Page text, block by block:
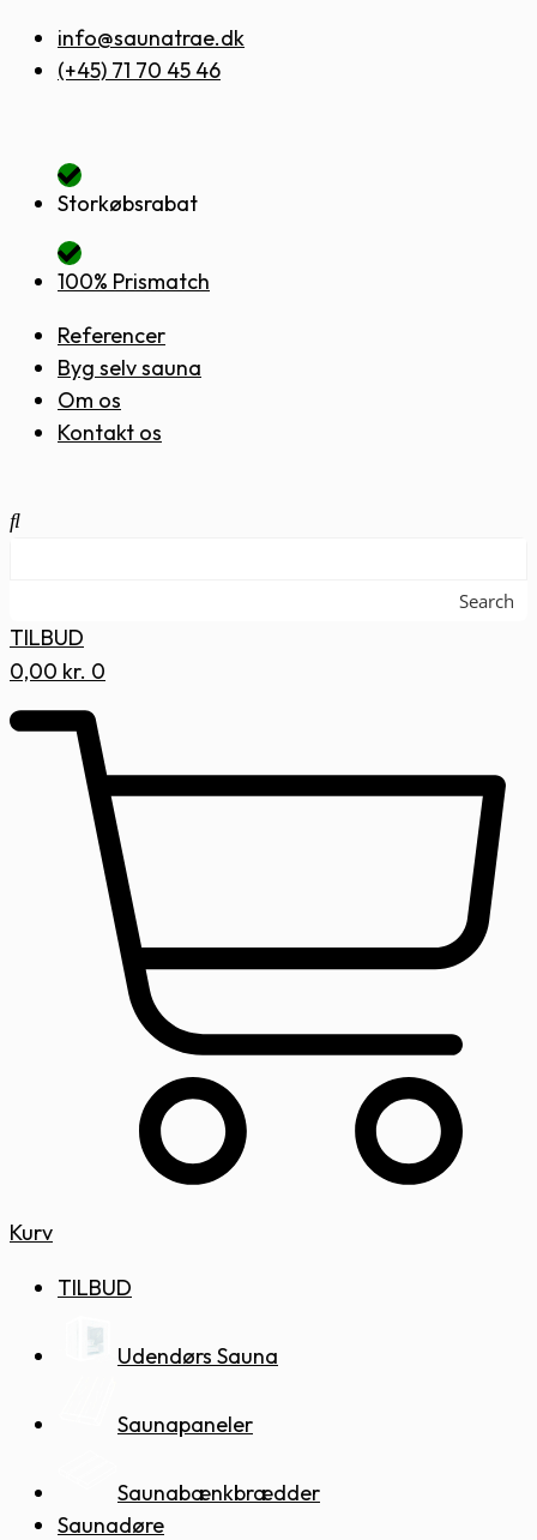
Skip
info@saunatrae.dk
(+45) 71 70 45 46
Storkøbsrabat
100% Prismatch
Referencer
Byg selv sauna
Om os
Kontakt os
Search
TILBUD
0,00 kr. 0
Kurv
TILBUD
Udendørs Sauna
Saunapaneler
Saunabænkbrædder
Saunadøre